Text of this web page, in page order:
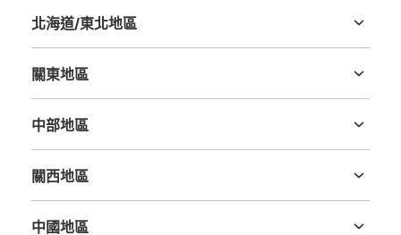
北海道/東北地區
關東地區
中部地區
關西地區
中國地區